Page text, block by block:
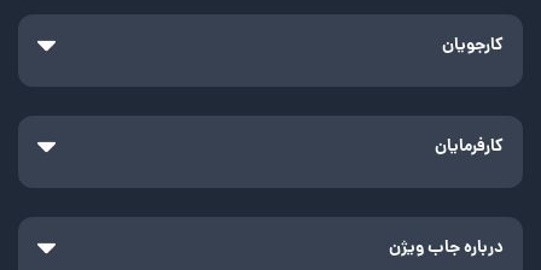
کارجویان
کارفرمایان
درباره جاب ویژن